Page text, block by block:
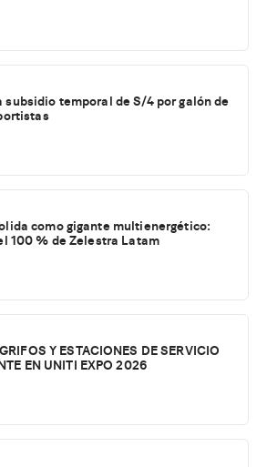
subsidio temporal de S/4 por galón de
como gigante multienergético:
100 % de Zelestra Latam
Y ESTACIONES DE SERVICIO
EN UNITI EXPO 2026